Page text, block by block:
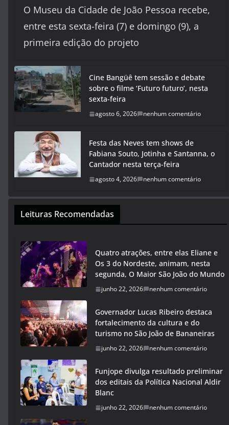
O Museu da Cidade de João Pessoa recebe,
entre esta sexta-feira (7) e domingo (9), a
primeira edição do projeto
Cine Bangüê tem sessão e debate
sobre o filme ‘Futuro futuro’, nesta
sexta-feira
agosto 6, 2026 nenhum comentário
Festa das Neves tem shows de
Fabiana Souto, Jotinha e Santanna, o
Cantador nesta terça-feira
agosto 4, 2026 nenhum comentário
Leituras Recomendadas
Quatro atrações, entre elas Eliane e
Os 3 do Nordeste, animam, nesta
segunda, O Maior São João do Mundo
junho 22, 2026 nenhum comentário
Governador Lucas Ribeiro destaca
fortalecimento da cultura e do
turismo no São João de Bananeiras
junho 22, 2026 nenhum comentário
Funjope divulga resultado preliminar
dos editais da Política Nacional Aldir
Blanc
junho 22, 2026 nenhum comentário